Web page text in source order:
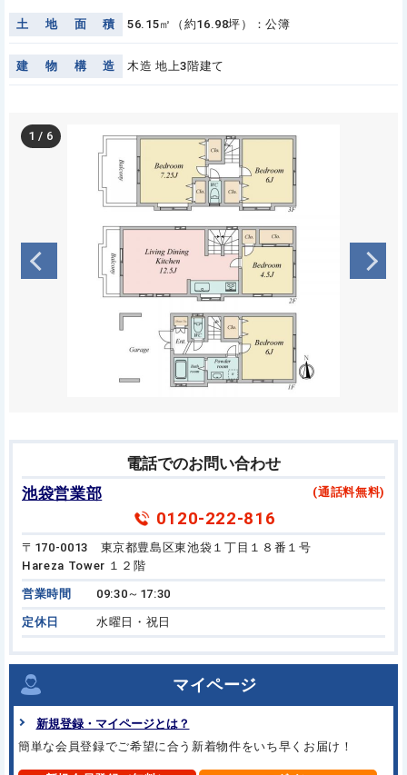
土 地 面 積 56.15㎡（約16.98坪）：公簿
建 物 構 造 木造 地上3階建て
1 / 6
電話でのお問い合わせ
池袋営業部
(通話料無料)
0120-222-816
〒170-0013 東京都豊島区東池袋１丁目１８番１号
Hareza Tower １２階
営業時間 09:30～17:30
定休日 水曜日・祝日
マイページ
新規登録・マイページとは？
簡単な会員登録でご希望に合う 新着物件をいち早くお届け！